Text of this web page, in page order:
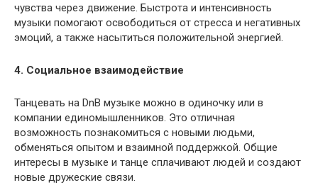
чувства через движение. Быстрота и интенсивность
музыки помогают освободиться от стресса и негативных
эмоций, а также насытиться положительной энергией.
4. Социальное взаимодействие
Танцевать на DnB музыке можно в одиночку или в
компании единомышленников. Это отличная
возможность познакомиться с новыми людьми,
обменяться опытом и взаимной поддержкой. Общие
интересы в музыке и танце сплачивают людей и создают
новые дружеские связи.